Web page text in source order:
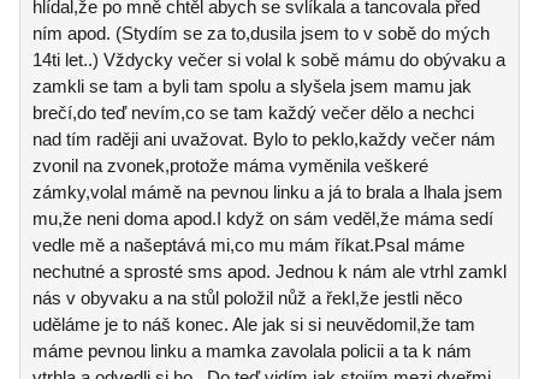
hlídal,že po mně chtěl abych se svlíkala a tancovala před
ním apod. (Stydím se za to,dusila jsem to v sobě do mých
14ti let..) Vždycky večer si volal k sobě mámu do obývaku a
zamkli se tam a byli tam spolu a slyšela jsem mamu jak
brečí,do teď nevím,co se tam každý večer dělo a nechci
nad tím raději ani uvažovat. Bylo to peklo,každy večer nám
zvonil na zvonek,protože máma vyměnila veškeré
zámky,volal mámě na pevnou linku a já to brala a lhala jsem
mu,že neni doma apod.I když on sám veděl,že máma sedí
vedle mě a našeptává mi,co mu mám říkat.Psal máme
nechutné a sprosté sms apod. Jednou k nám ale vtrhl zamkl
nás v obyvaku a na stůl položil nůž a řekl,že jestli něco
uděláme je to náš konec. Ale jak si si neuvědomil,že tam
máme pevnou linku a mamka zavolala policii a ta k nám